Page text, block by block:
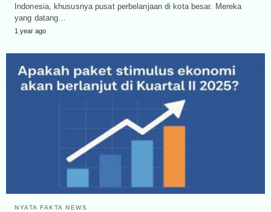
Indonesia, khususnya pusat perbelanjaan di kota besar. Mereka
yang datang…
1 year ago
NYATA FAKTA NEWS